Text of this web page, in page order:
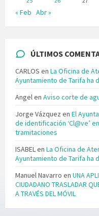
« Feb Abr »
ÚLTIMOS
CARLOS en La Oficina de
Ayuntamiento de Tarifa ha
Angelen Aviso corte de
Jorge Vázquez en El
de identificación ‘Cl@ve’
tramitaciones
ISABELen La Oficina de
Ayuntamiento de Tarifa ha
Manuel Navarro en UNA
CIUDADANO TRASLADAR
A TRAVÉS DEL MÓVIL